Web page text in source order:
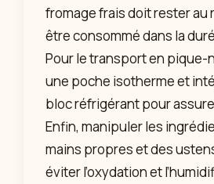
fromage frais doit rester
être consommé dans la
Pour le transport en pique-
une poche isotherme et
bloc réfrigérant pour
Enfin, manipuler les
mains propres et des
éviter l’oxydation et